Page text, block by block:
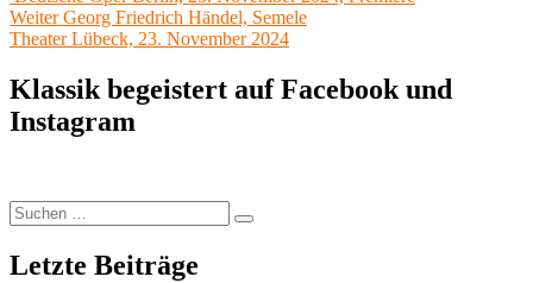
Weiter Nächster
Beitrag:
Georg Friedrich Händel, Semele
Theater Lübeck, 23. November 2024
Klassik begeistert auf Facebook und
Instagram
Suchen
nach:
Suchen
Letzte Beiträge